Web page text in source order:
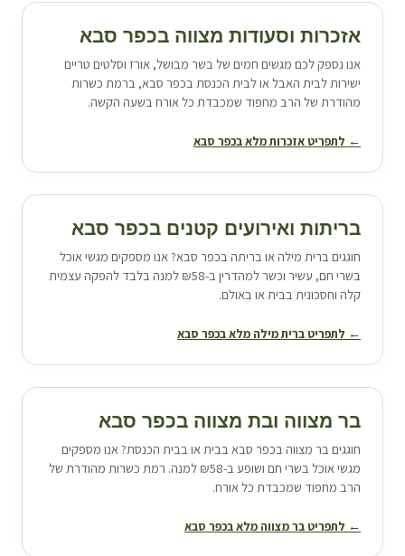
אזכרות וסעודות מצווה בכפר סבא
אנו נספק לכם מגשים חמים של בשר מבושל, אורז וסלטים טריים
ישירות לבית האבל או לבית הכנסת בכפר סבא, ברמת כשרות
מהודרת של הרב מחפוד שמכבדת כל אורח בשעה הקשה.
← לתפריט אזכרות מלא בכפר סבא
בריתות ואירועים קטנים בכפר סבא
חוגגים ברית מילה או בריתה בכפר סבא? אנו מספקים מגשי אוכל
בשרי חם, עשיר וכשר למהדרין ב-₪58 למנה בלבד להפקה עצמית
קלה וחסכונית בבית או באולם.
← לתפריט ברית מילה מלא בכפר סבא
בר מצווה ובת מצווה בכפר סבא
חוגגים בר מצווה בכפר סבא בבית או בבית הכנסת? אנו מספקים
מגשי אוכל בשרי חם ושופע ב-₪58 למנה. רמת כשרות מהודרת של
הרב מחפוד שמכבדת כל אורח.
← לתפריט בר מצווה מלא בכפר סבא